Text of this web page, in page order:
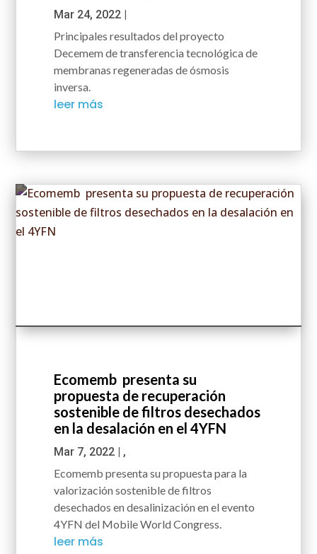
Mar 24, 2022 |
Principales resultados del proyecto
Decemem de transferencia tecnológica de
membranas regeneradas de ósmosis
inversa.
leer más
Ecomemb presenta su
propuesta de recuperación
sostenible de filtros desechados
en la desalación en el 4YFN
Mar 7, 2022 | ,
Ecomemb presenta su propuesta para la
valorización sostenible de filtros
desechados en desalinización en el evento
4YFN del Mobile World Congress.
leer más